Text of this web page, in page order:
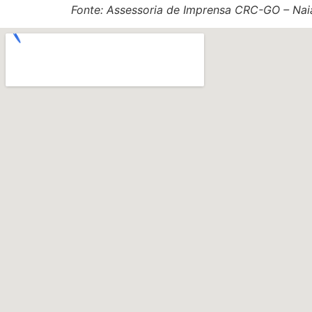
Fonte: Assessoria de Imprensa CRC-GO –